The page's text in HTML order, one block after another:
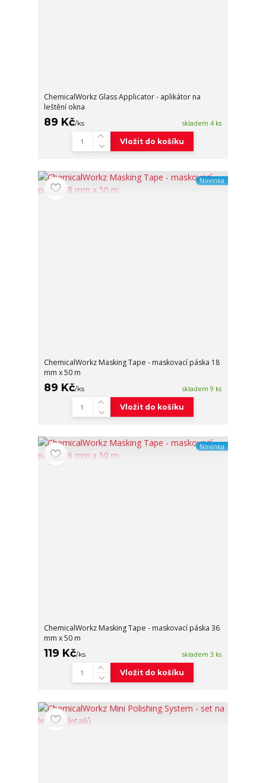
ChemicalWorkz Glass Applicator - aplikátor na
leštění okna
89 Kč/ks skladem 4 ks
Vložit do košíku
Novinka
ChemicalWorkz Masking Tape - maskovací páska 18
mm x 50 m
89 Kč/ks skladem 9 ks
Vložit do košíku
Novinka
ChemicalWorkz Masking Tape - maskovací páska 36
mm x 50 m
119 Kč/ks skladem 3 ks
Vložit do košíku